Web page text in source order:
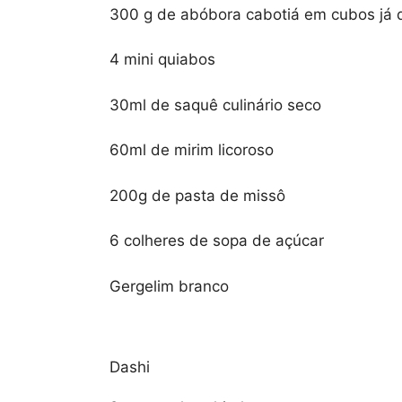
300 g de abóbora cabotiá em cubos já
4 mini quiabos
30ml de saquê culinário seco
60ml de mirim licoroso
200g de pasta de missô
6 colheres de sopa de açúcar
Gergelim branco
Dashi